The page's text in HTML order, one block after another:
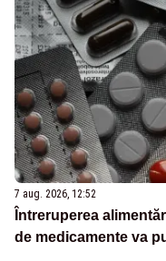
7 aug. 2026, 12:52
Întreruperea
de medicamente va